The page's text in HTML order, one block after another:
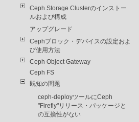
Ceph Storage Clusterのインストー
ルおよび構成
アップグレード
Cephブロック・デバイスの設定およ
び使用方法
Ceph Object Gateway
Ceph FS
既知の問題
ceph-deployツールにCeph
"Firefly"リリース・パッケージと
の互換性がない